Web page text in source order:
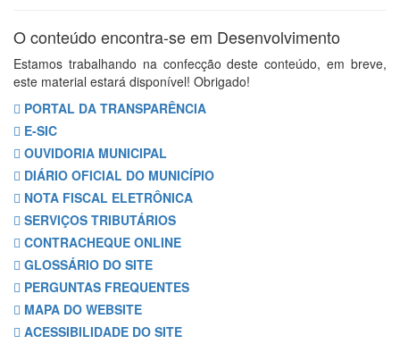
O conteúdo encontra-se em Desenvolvimento
Estamos trabalhando na confecção deste conteúdo, em breve,
este material estará disponível! Obrigado!
PORTAL DA TRANSPARÊNCIA
E-SIC
OUVIDORIA MUNICIPAL
DIÁRIO OFICIAL DO MUNICÍPIO
NOTA FISCAL ELETRÔNICA
SERVIÇOS TRIBUTÁRIOS
CONTRACHEQUE ONLINE
GLOSSÁRIO DO SITE
PERGUNTAS FREQUENTES
MAPA DO WEBSITE
ACESSIBILIDADE DO SITE